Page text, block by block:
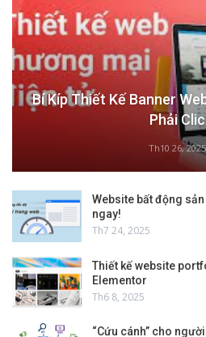
Bí Kíp Thiết Kế Banner
Phải
Th10 26, 2025
Website bất động
ngay!
Th7 24, 2025
Thiết kế website
Elementor
Th6 8, 2025
“Cứu cánh” cho